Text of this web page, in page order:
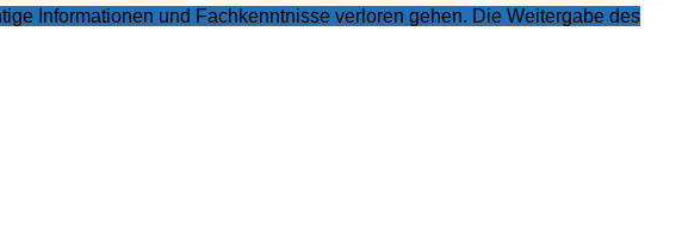
Informationen und Fachkenntnisse verloren gehen. Die Weitergabe des